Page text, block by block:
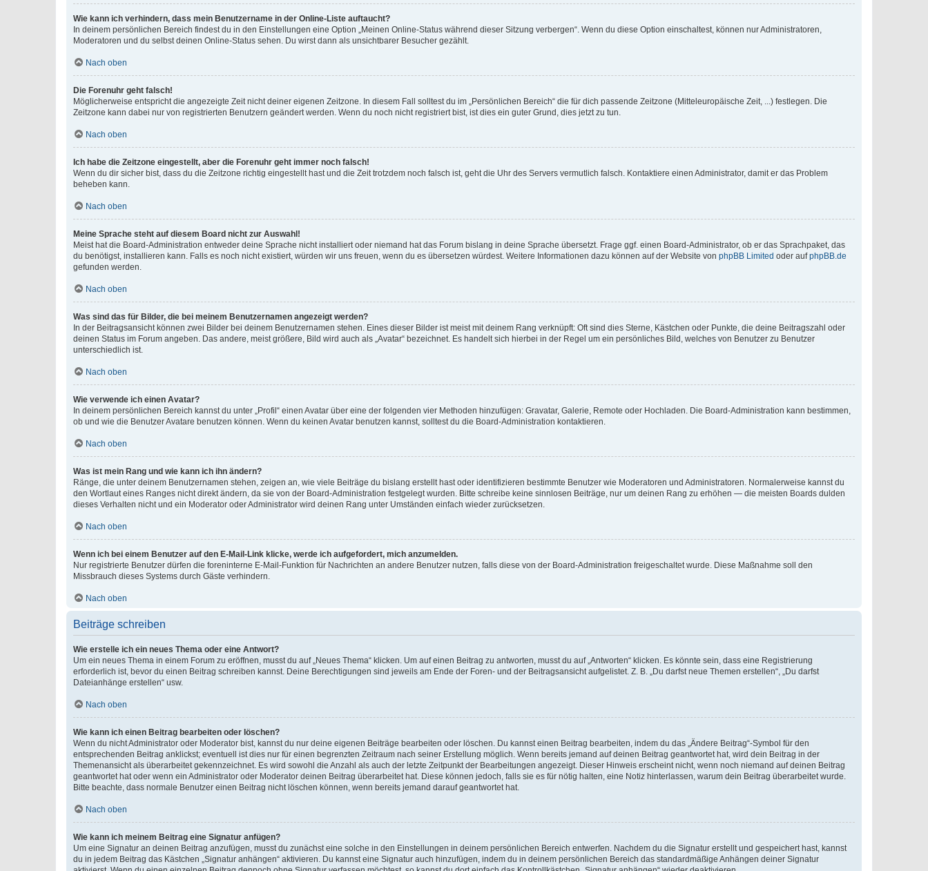
Wie kann ich verhindern, dass mein Benutzername in der Online-Liste auftaucht?
In deinem persönlichen Bereich findest du in den Einstellungen eine Option „Meinen Online-Status während dieser Sitzung verbergen“. Wenn du diese Option einschaltest, können nur Administratoren,
Moderatoren und du selbst deinen Online-Status sehen. Du wirst dann als unsichtbarer Besucher gezählt.
Nach oben
Die Forenuhr geht falsch!
Möglicherweise entspricht die angezeigte Zeit nicht deiner eigenen Zeitzone. In diesem Fall solltest du im „Persönlichen Bereich“ die für dich passende Zeitzone (Mitteleuropäische Zeit, ...) festlegen. Die
Zeitzone kann dabei nur von registrierten Benutzern geändert werden. Wenn du noch nicht registriert bist, ist dies ein guter Grund, dies jetzt zu tun.
Nach oben
Ich habe die Zeitzone eingestellt, aber die Forenuhr geht immer noch falsch!
Wenn du dir sicher bist, dass du die Zeitzone richtig eingestellt hast und die Zeit trotzdem noch falsch ist, geht die Uhr des Servers vermutlich falsch. Kontaktiere einen Administrator, damit er das Problem
beheben kann.
Nach oben
Meine Sprache steht auf diesem Board nicht zur Auswahl!
Meist hat die Board-Administration entweder deine Sprache nicht installiert oder niemand hat das Forum bislang in deine Sprache übersetzt. Frage ggf. einen Board-Administrator, ob er das Sprachpaket, das
du benötigst, installieren kann. Falls es noch nicht existiert, würden wir uns freuen, wenn du es übersetzen würdest. Weitere Informationen dazu können auf der Website von phpBB Limited oder aufphpBB.de
gefunden werden.
Nach oben
Was sind das für Bilder, die bei meinem Benutzernamen angezeigt werden?
In der Beitragsansicht können zwei Bilder bei deinem Benutzernamen stehen. Eines dieser Bilder ist meist mit deinem Rang verknüpft: Oft sind dies Sterne, Kästchen oder Punkte, die deine Beitragszahl oder
deinen Status im Forum angeben. Das andere, meist größere, Bild wird auch als „Avatar“ bezeichnet. Es handelt sich hierbei in der Regel um ein persönliches Bild, welches von Benutzer zu Benutzer
unterschiedlich ist.
Nach oben
Wie verwende ich einen Avatar?
In deinem persönlichen Bereich kannst du unter „Profil“ einen Avatar über eine der folgenden vier Methoden hinzufügen: Gravatar, Galerie, Remote oder Hochladen. Die Board-Administration kann bestimmen,
ob und wie die Benutzer Avatare benutzen können. Wenn du keinen Avatar benutzen kannst, solltest du die Board-Administration kontaktieren.
Nach oben
Was ist mein Rang und wie kann ich ihn ändern?
Ränge, die unter deinem Benutzernamen stehen, zeigen an, wie viele Beiträge du bislang erstellt hast oder identifizieren bestimmte Benutzer wie Moderatoren und Administratoren. Normalerweise kannst du
den Wortlaut eines Ranges nicht direkt ändern, da sie von der Board-Administration festgelegt wurden. Bitte schreibe keine sinnlosen Beiträge, nur um deinen Rang zu erhöhen — die meisten Boards dulden
dieses Verhalten nicht und ein Moderator oder Administrator wird deinen Rang unter Umständen einfach wieder zurücksetzen.
Nach oben
Wenn ich bei einem Benutzer auf den E-Mail-Link klicke, werde ich aufgefordert, mich anzumelden.
Nur registrierte Benutzer dürfen die foreninterne E-Mail-Funktion für Nachrichten an andere Benutzer nutzen, falls diese von der Board-Administration freigeschaltet wurde. Diese Maßnahme soll den
Missbrauch dieses Systems durch Gäste verhindern.
Nach oben
Beiträge schreiben
Wie erstelle ich ein neues Thema oder eine Antwort?
Um ein neues Thema in einem Forum zu eröffnen, musst du auf „Neues Thema“ klicken. Um auf einen Beitrag zu antworten, musst du auf „Antworten“ klicken. Es könnte sein, dass eine Registrierung
erforderlich ist, bevor du einen Beitrag schreiben kannst. Deine Berechtigungen sind jeweils am Ende der Foren- und der Beitragsansicht aufgelistet. Z. B. „Du darfst neue Themen erstellen“, „Du darfst
Dateianhänge erstellen“ usw.
Nach oben
Wie kann ich einen Beitrag bearbeiten oder löschen?
Wenn du nicht Administrator oder Moderator bist, kannst du nur deine eigenen Beiträge bearbeiten oder löschen. Du kannst einen Beitrag bearbeiten, indem du das „Ändere Beitrag“-Symbol für den
entsprechenden Beitrag anklickst; eventuell ist dies nur für einen begrenzten Zeitraum nach seiner Erstellung möglich. Wenn bereits jemand auf deinen Beitrag geantwortet hat, wird dein Beitrag in der
Themenansicht als überarbeitet gekennzeichnet. Es wird sowohl die Anzahl als auch der letzte Zeitpunkt der Bearbeitungen angezeigt. Dieser Hinweis erscheint nicht, wenn noch niemand auf deinen Beitrag
geantwortet hat oder wenn ein Administrator oder Moderator deinen Beitrag überarbeitet hat. Diese können jedoch, falls sie es für nötig halten, eine Notiz hinterlassen, warum dein Beitrag überarbeitet wurde.
Bitte beachte, dass normale Benutzer einen Beitrag nicht löschen können, wenn bereits jemand darauf geantwortet hat.
Nach oben
Wie kann ich meinem Beitrag eine Signatur anfügen?
Um eine Signatur an deinen Beitrag anzufügen, musst du zunächst eine solche in den Einstellungen in deinem persönlichen Bereich entwerfen. Nachdem du die Signatur erstellt und gespeichert hast, kannst
du in jedem Beitrag das Kästchen „Signatur anhängen“ aktivieren. Du kannst eine Signatur auch hinzufügen, indem du in deinem persönlichen Bereich das standardmäßige Anhängen deiner Signatur